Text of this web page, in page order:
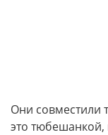
Они совместили
это